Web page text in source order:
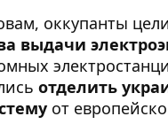
оккупанты
выдачи
отделить
от